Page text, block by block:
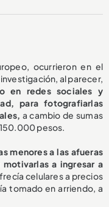
ocurrieron en el
investigación, al parecer,
en redes sociales y
para fotografiarlas
a cambio de sumas
pesos.
menores a las afueras
a ingresar a
celulares a precios
tomado en arriendo, a